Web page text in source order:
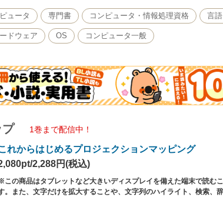
を楽しむことができます。この本では専門的な映像制作の解説、制
用して、初心者の方でも手軽にプロジェクションマッピングを楽し
ンマッピング／Chapter5：実際に役に立つプロジェクションマッピ
ュータ 専門書 コンピュータ・情報処理資格 言
ドウェア OS コンピュータ一般
プ 1巻まで配信中！
れからはじめるプロジェクションマッピング
2,288円(税込)
この商品はタブレットなど大きいディスプレイを備えた端末で読む
。また、文字だけを拡大することや、文字列のハイライト、検索、